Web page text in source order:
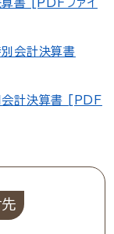
書 [PDFファイ
会計決算書
会計決算書 [PDF